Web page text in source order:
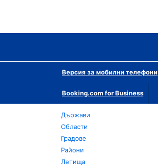
Версия за мобилни телефони
Booking.com for Business
Държави
Области
Градове
Райони
Летища